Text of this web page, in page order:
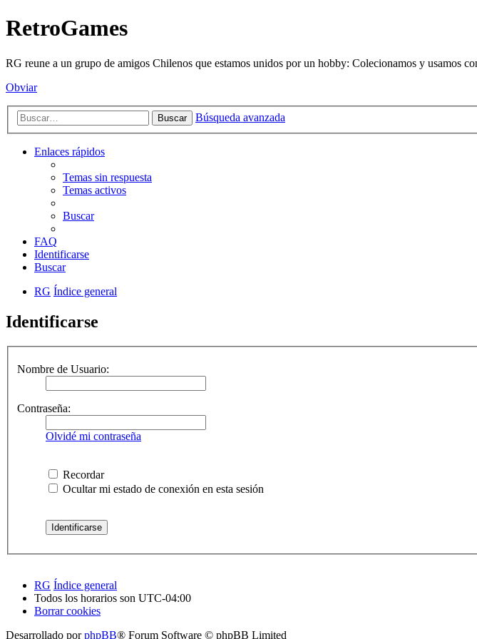
RetroGames
RG reune a un grupo de amigos Chilenos que estamos unidos por un hobby: Colecionamos y usamos
Obviar
Buscar Búsqueda avanzada
Enlaces rápidos
Temas sin respuesta
Temas activos
Buscar
FAQ
Identificarse
Buscar
RG Índice general
Identificarse
Nombre de Usuario:
Contraseña:
Olvidé mi contraseña
Recordar
Ocultar mi estado de conexión en esta sesión
RG Índice general
Todos los horarios son UTC-04:00
Borrar cookies
Desarrollado porphpBB® Forum Software © phpBB Limited